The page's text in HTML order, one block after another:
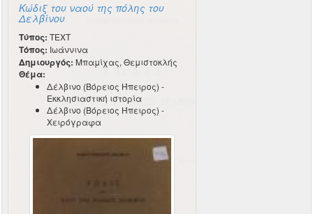
Κώδιξ του ναού της πόλης του
Δελβίνου
Τύπος: TEXT
Τόπος: Ιωάννινα
Δημιουργός: Μπαμίχας, Θεμιστοκλής
Θέμα:
Δέλβινο (Βόρειος Ήπειρος) -
Εκκλησιαστική ιστορία
Δέλβινο (Βόρειος Ήπειρος) -
Χειρόγραφα